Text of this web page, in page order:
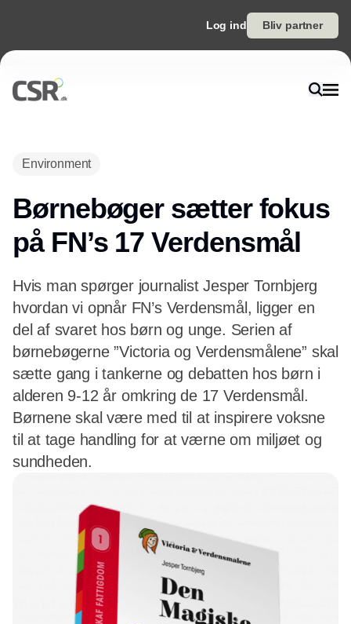
Log ind Bliv partner
Environment
Børnebøger sætter fokus
på FN’s 17 Verdensmål
Hvis man spørger journalist Jesper Tornbjerg
hvordan vi opnår FN’s Verdensmål, ligger en
del af svaret hos børn og unge. Serien af
børnebøgerne ”Victoria og Verdensmålene” skal
sætte gang i tankerne og debatten hos børn i
alderen 9-12 år omkring de 17 Verdensmål.
Børnene skal være med til at inspirere voksne
til at tage handling for at værne om miljøet og
sundheden.